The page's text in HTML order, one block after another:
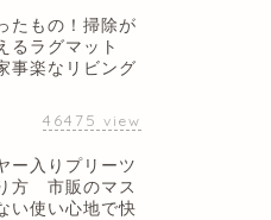
たもの！掃除が
るラグマット
事楽なリビング
46475 view
ー入りプリーツ
方 市販のマス
い使い心地で快